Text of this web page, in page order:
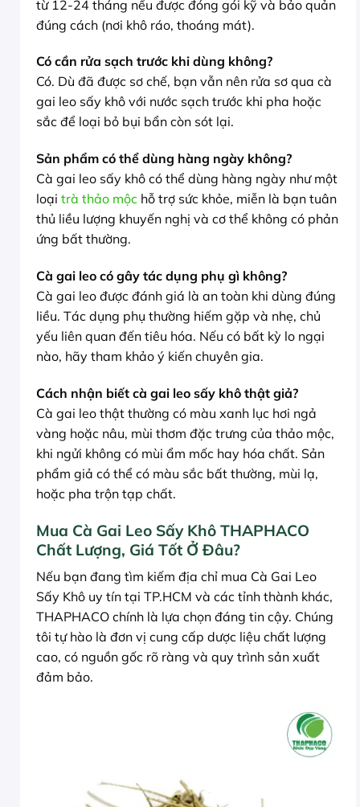
từ 12-24 tháng nếu được đóng gói kỹ và bảo quản
đúng cách (nơi khô ráo, thoáng mát).
Có cần rửa sạch trước khi dùng không?
Có. Dù đã được sơ chế, bạn vẫn nên rửa sơ qua cà
gai leo sấy khô với nước sạch trước khi pha hoặc
sắc để loại bỏ bụi bẩn còn sót lại.
Sản phẩm có thể dùng hàng ngày không?
Cà gai leo sấy khô có thể dùng hàng ngày như một
loại trà thảo mộc hỗ trợ sức khỏe, miễn là bạn tuân
thủ liều lượng khuyến nghị và cơ thể không có phản
ứng bất thường.
Cà gai leo có gây tác dụng phụ gì không?
Cà gai leo được đánh giá là an toàn khi dùng đúng
liều. Tác dụng phụ thường hiếm gặp và nhẹ, chủ
yếu liên quan đến tiêu hóa. Nếu có bất kỳ lo ngại
nào, hãy tham khảo ý kiến chuyên gia.
Cách nhận biết cà gai leo sấy khô thật giả?
Cà gai leo thật thường có màu xanh lục hơi ngả
vàng hoặc nâu, mùi thơm đặc trưng của thảo mộc,
khi ngửi không có mùi ẩm mốc hay hóa chất. Sản
phẩm giả có thể có màu sắc bất thường, mùi lạ,
hoặc pha trộn tạp chất.
Mua Cà Gai Leo Sấy Khô THAPHACO
Chất Lượng, Giá Tốt Ở Đâu?
Nếu bạn đang tìm kiếm địa chỉ mua Cà Gai Leo
Sấy Khô uy tín tại TP.HCM và các tỉnh thành khác,
THAPHACO chính là lựa chọn đáng tin cậy. Chúng
tôi tự hào là đơn vị cung cấp dược liệu chất lượng
cao, có nguồn gốc rõ ràng và quy trình sản xuất
đảm bảo.